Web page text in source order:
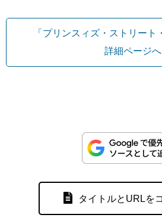
「プリンスィズ・ストリート
詳細ページへ
タイトルとURLを